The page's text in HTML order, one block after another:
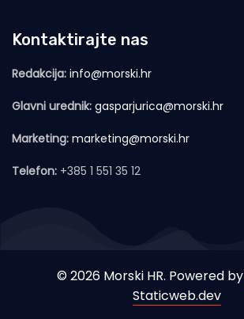
Kontaktirajte nas
Redakcija: info@morski.hr
Glavni urednik: gasparjurica@morski.hr
Marketing: marketing@morski.hr
Telefon: +385 1 551 35 12
© 2026 Morski HR. Powered by
Staticweb.dev